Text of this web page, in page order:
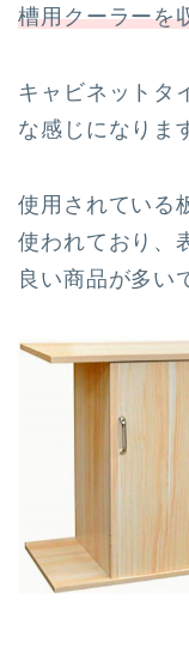
槽用クーラーを
キャビネットタ
な感じになりま
使用されている
使われており、
良い商品が多い